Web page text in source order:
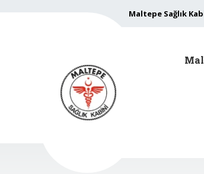
Maltepe Sağlık